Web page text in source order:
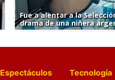
Fue a alentar a la
drama de una niñera
Espectáculos Tecnología